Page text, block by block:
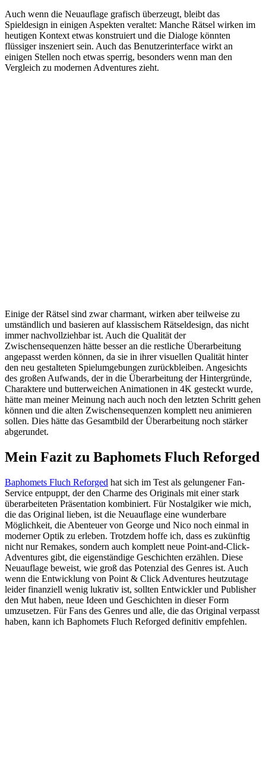
Auch wenn die Neuauflage grafisch überzeugt, bleibt das
Spieldesign in einigen Aspekten veraltet: Manche Rätsel wirken im
heutigen Kontext etwas konstruiert und die Dialoge könnten
flüssiger inszeniert sein. Auch das Benutzerinterface wirkt an
einigen Stellen noch etwas sperrig, besonders wenn man den
Vergleich zu modernen Adventures zieht.
Einige der Rätsel sind zwar charmant, wirken aber teilweise zu
umständlich und basieren auf klassischem Rätseldesign, das nicht
immer nachvollziehbar ist. Auch die Qualität der
Zwischensequenzen hätte besser an die restliche Überarbeitung
angepasst werden können, da sie in ihrer visuellen Qualität hinter
den neu gestalteten Spielumgebungen zurückbleiben. Angesichts
des großen Aufwands, der in die Überarbeitung der Hintergründe,
Charaktere und butterweichen Animationen in 4K gesteckt wurde,
hätte man meiner Meinung nach auch noch den letzten Schritt gehen
können und die alten Zwischensequenzen komplett neu animieren
sollen. Dies hätte das Gesamtbild der Überarbeitung noch stärker
abgerundet.
Mein Fazit zu Baphomets Fluch Reforged
Baphomets Fluch Reforged hat sich im Test als gelungener Fan-
Service entpuppt, der den Charme des Originals mit einer stark
überarbeiteten Präsentation kombiniert. Für Nostalgiker wie mich,
die das Original lieben, ist die Neuauflage eine wunderbare
Möglichkeit, die Abenteuer von George und Nico noch einmal in
moderner Optik zu erleben. Trotzdem hoffe ich, dass es zukünftig
nicht nur Remakes, sondern auch komplett neue Point-and-Click-
Adventures gibt, die eigenständige Geschichten erzählen. Diese
Neuauflage beweist, wie groß das Potenzial des Genres ist. Auch
wenn die Entwicklung von Point & Click Adventures heutzutage
leider finanziell wenig lukrativ ist, sollten Entwickler und Publisher
den Mut haben, neue Ideen und Geschichten in dieser Form
umzusetzen. Für Fans des Genres und alle, die das Original verpasst
haben, kann ich Baphomets Fluch Reforged definitiv empfehlen.